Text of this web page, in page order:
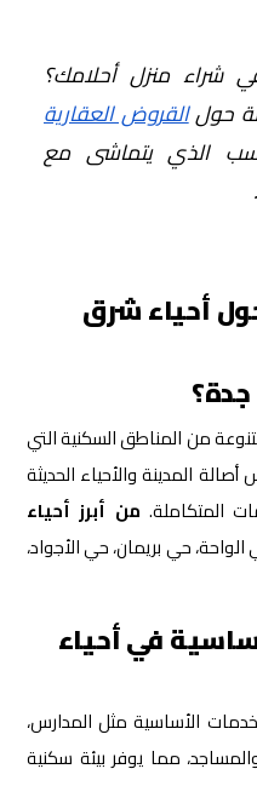
شراء منزل أحلامك؟
حولالقروض العقارية
الذي يتماشى مع
أحياء شرق
من المناطق السكنية التي
المدينة والأحياء الحديثة
المتكاملة. من أبرز أحياء
حي بريمان، حي الأجواد،
في أحياء
الأساسية مثل المدارس،
والمساجد، مما يوفر بيئة سكنية